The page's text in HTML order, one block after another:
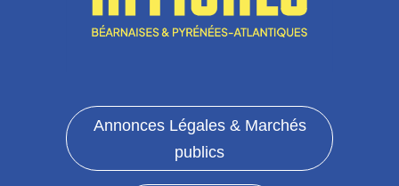
Annonces Légales & Marchés
publics